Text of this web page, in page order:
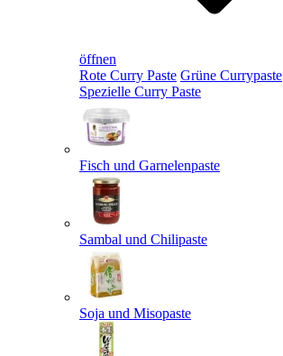
öffnen
Rote Curry Paste Grüne Currypaste
Spezielle Curry Paste
Fisch und Garnelenpaste
Sambal und Chilipaste
Soja und Misopaste